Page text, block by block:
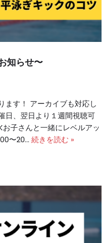
知らせ〜
ます！ アーカイブも対応し
日、翌日より１週間視聴可
子さんと一緒にレベルアッ
〜20… 続きを読む »